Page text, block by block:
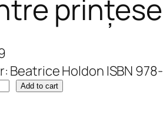
prințese
Beatrice Holdon ISBN
Add to cart